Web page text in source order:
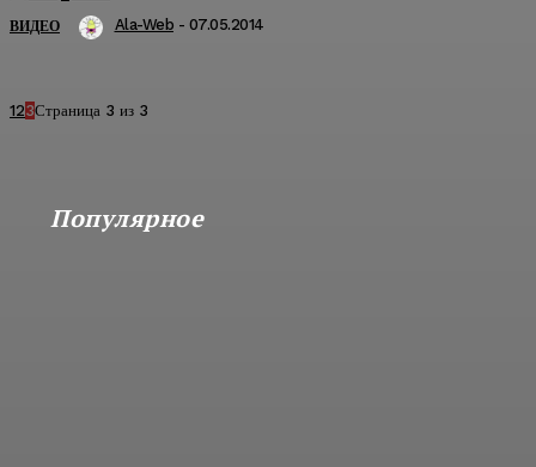
ВИДЕО Ala-Web - 07.05.2014
123Страница 3 из 3
Популярное